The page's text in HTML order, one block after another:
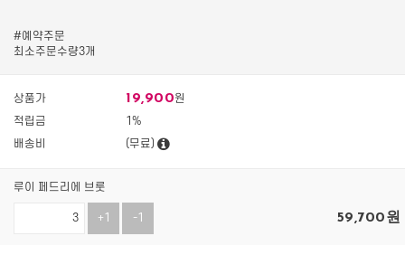
#예약주문
최소주문수량3개
상품가 19,900원
적립금
1%
배송비
(무료)
루이 페드리에 브룻
+1 -1 59,700원